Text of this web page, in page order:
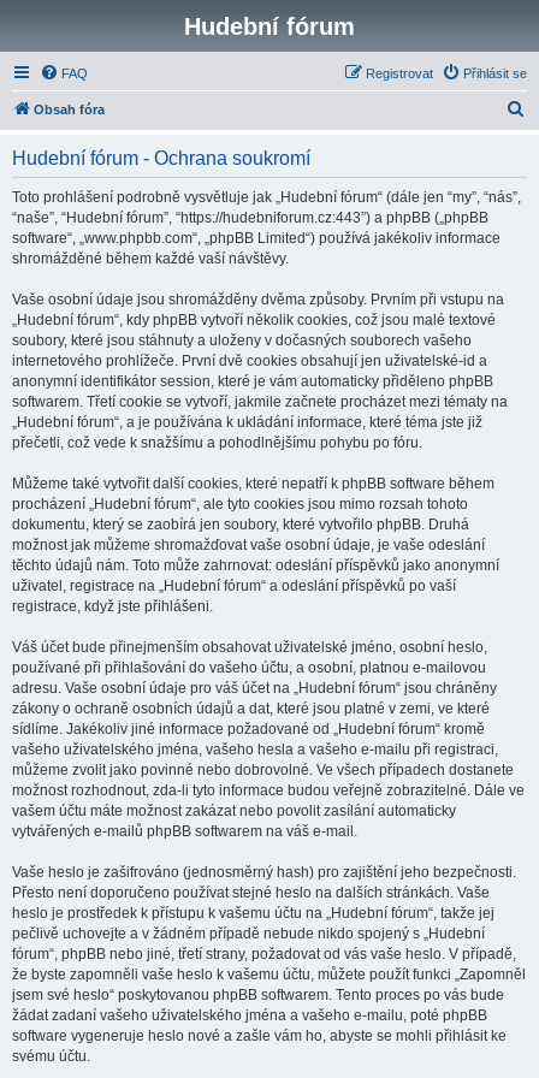
Hudební fórum
FAQ Přihlásit se
Registrovat
Obsah fóra
Hudební fórum - Ochrana soukromí
Toto prohlášení podrobně vysvětluje jak „Hudební fórum“ (dále jen “my”, “nás”,
“naše”, “Hudební fórum”, “https://hudebniforum.cz:443”) a phpBB („phpBB
software“, „www.phpbb.com“, „phpBB Limited“) používá jakékoliv informace
shromážděné během každé vaší návštěvy.
Vaše osobní údaje jsou shromážděny dvěma způsoby. Prvním při vstupu na
„Hudební fórum“, kdy phpBB vytvoří několik cookies, což jsou malé textové
soubory, které jsou stáhnuty a uloženy v dočasných souborech vašeho
internetového prohlížeče. První dvě cookies obsahují jen uživatelské-id a
anonymní identifikátor session, které je vám automaticky přiděleno phpBB
softwarem. Třetí cookie se vytvoří, jakmile začnete procházet mezi tématy na
„Hudební fórum“, a je používána k ukládání informace, které téma jste již
přečetli, což vede k snažšímu a pohodlnějšímu pohybu po fóru.
Můžeme také vytvořit další cookies, které nepatří k phpBB software během
procházení „Hudební fórum“, ale tyto cookies jsou mimo rozsah tohoto
dokumentu, který se zaobírá jen soubory, které vytvořilo phpBB. Druhá
možnost jak můžeme shromažďovat vaše osobní údaje, je vaše odeslání
těchto údajů nám. Toto může zahrnovat: odeslání příspěvků jako anonymní
uživatel, registrace na „Hudební fórum“ a odeslání příspěvků po vaší
registrace, když jste přihlášeni.
Váš účet bude přinejmenším obsahovat uživatelské jméno, osobní heslo,
používané při přihlašování do vašeho účtu, a osobní, platnou e-mailovou
adresu. Vaše osobní údaje pro váš účet na „Hudební fórum“ jsou chráněny
zákony o ochraně osobních údajů a dat, které jsou platné v zemi, ve které
sídlíme. Jakékoliv jiné informace požadované od „Hudební fórum“ kromě
vašeho uživatelského jména, vašeho hesla a vašeho e-mailu při registraci,
můžeme zvolit jako povinné nebo dobrovolné. Ve všech případech dostanete
možnost rozhodnout, zda-li tyto informace budou veřejně zobrazitelné. Dále ve
vašem účtu máte možnost zakázat nebo povolit zasílání automaticky
vytvářených e-mailů phpBB softwarem na váš e-mail.
Vaše heslo je zašifrováno (jednosměrný hash) pro zajištění jeho bezpečnosti.
Přesto není doporučeno používat stejné heslo na dalších stránkách. Vaše
heslo je prostředek k přístupu k vašemu účtu na „Hudební fórum“, takže jej
pečlivě uchovejte a v žádném případě nebude nikdo spojený s „Hudební
fórum“, phpBB nebo jiné, třetí strany, požadovat od vás vaše heslo. V případě,
že byste zapomněli vaše heslo k vašemu účtu, můžete použít funkci „Zapomněl
jsem své heslo“ poskytovanou phpBB softwarem. Tento proces po vás bude
žádat zadaní vašeho uživatelského jména a vašeho e-mailu, poté phpBB
software vygeneruje heslo nové a zašle vám ho, abyste se mohli přihlásit ke
svému účtu.